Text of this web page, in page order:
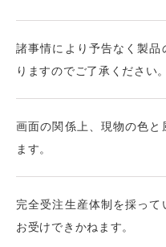
諸事情により予告なく製
りますのでご了承ください。
画面の関係上、現物の色と
ます。
完全受注生産体制を採っ
お受けできかねます。